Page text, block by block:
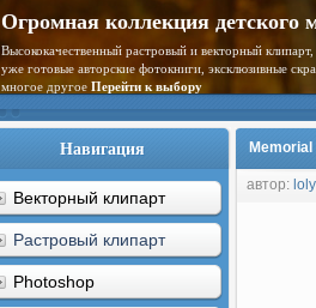
Огромная коллекция детского
Высококачественный растровый и векторный
уже готовые авторские фотокниги, эксклюзивные
многое другое Перейти к выбору
Навигация
Векторный клипарт
Растровый клипарт
Photoshop
автор: